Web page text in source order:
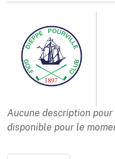
Aucune description
disponible pour le